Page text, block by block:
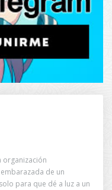
organización
de un
para que dé a luz a un